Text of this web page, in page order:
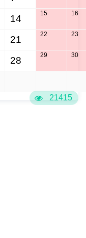
21415
14 15 16
21 22 23
28 29 30